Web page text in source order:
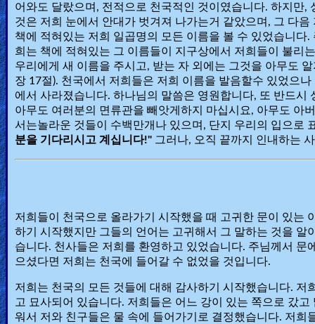
Other
Languages
Contact/Feedback/Donate
Follow
us
Social
Media
PDF
Books
Random
Video
어와도 달랐으며, 전적으로 천국적인 것이였습니다. 하지만
것은 저희 눈에서 안대가 벗겨져 나가는거 같았으며, 그 다
책에 적혀있는 저희 일곱명의 모든 이름을 볼 수 있었습니
희는 책에 적혀있는 그 이름들이 지구상에서 저희들이 불리
우리에게 새 이름을 주시고, 받는 자 외에는 그것을 아무도
장 17절). 천국에서 저희들은 저희 이름을 발음할수 있었으
에서 사라졌습니다. 하나님의 말씀은 영원합니다, 또 반드
아무도 여러분의 면류관을 빼앗게하지 마십시요, 아무도 아
서는놀라운 것들이 수백만개나 있으며, 단지 우리의 입으로
분을 기다리시고 계십니다!" 그러나, 오직 끝까지 인내하는
저희들이 천국으로 올라가기 시작했을 때 고귀한 문이 있는
하기 시작했지만 그들의 언어는 고귀해서 그 말하는 것을
습니다. 천사들은 저희를 환영하고 있었습니다. 주님께서
으셨다면 저희는 천국에 들어갈 수 없었을 것입니다.
저희는 천국의 모든 것들에 대해 감사하기 시작했습니다. 저
고 묘사되어 있습니다. 저희들은 어느 강이 있는 쪽으로 갔
워서 저와 친구들은 물 속에 들어가기로 결정했습니다. 저